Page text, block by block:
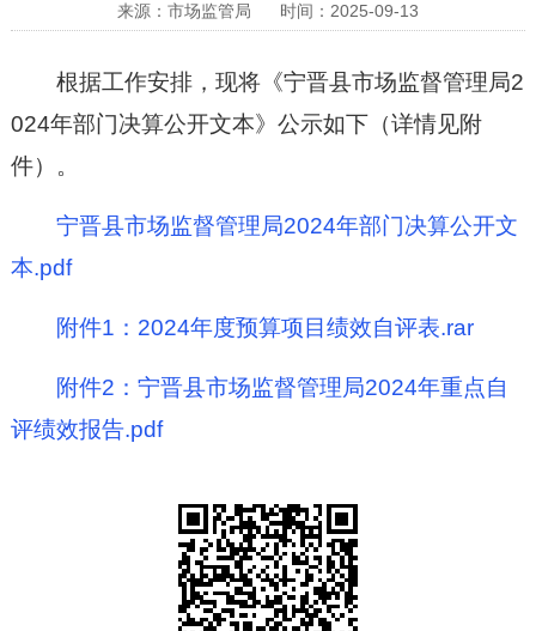
来源：市场监管局 时间：2025-09-13
根据工作安排，现将《宁晋县市场监督管理局2
024年部门决算公开文本》公示如下（详情见附
件）。
宁晋县市场监督管理局2024年部门决算公开文
本.pdf
附件1：2024年度预算项目绩效自评表.rar
附件2：宁晋县市场监督管理局2024年重点自
评绩效报告.pdf